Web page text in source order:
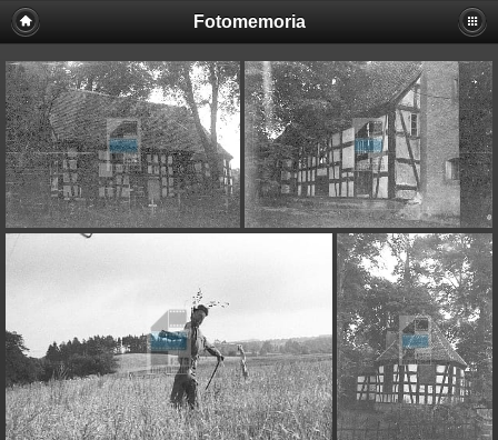
Fotomemoria